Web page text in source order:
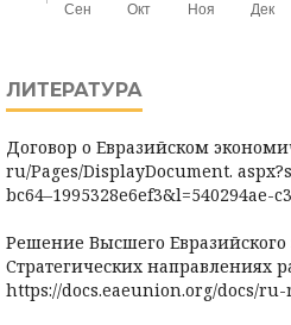
ЛИТЕРАТУРА
Договор о Евразийском
ru/Pages/DisplayDocument.
bc64–1995328e6ef3&l=540294ae-
Решение Высшего Евразийского
Стратегических направлениях
https://docs.eaeunion.org/docs/ru-